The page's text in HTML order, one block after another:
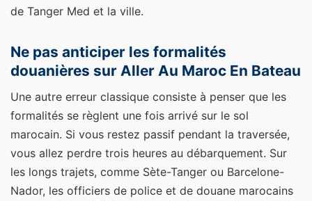
de Tanger Med et la ville.
Ne pas anticiper les formalités
douanières sur Aller Au Maroc En Bateau
Une autre erreur classique consiste à penser que les
formalités se règlent une fois arrivé sur le sol
marocain. Si vous restez passif pendant la traversée,
vous allez perdre trois heures au débarquement. Sur
les longs trajets, comme Sète-Tanger ou Barcelone-
Nador, les officiers de police et de douane marocains